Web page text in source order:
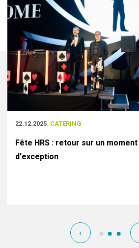
22.12.2025. CATERING
Fête HRS : retour sur un moment
d'exception
‹